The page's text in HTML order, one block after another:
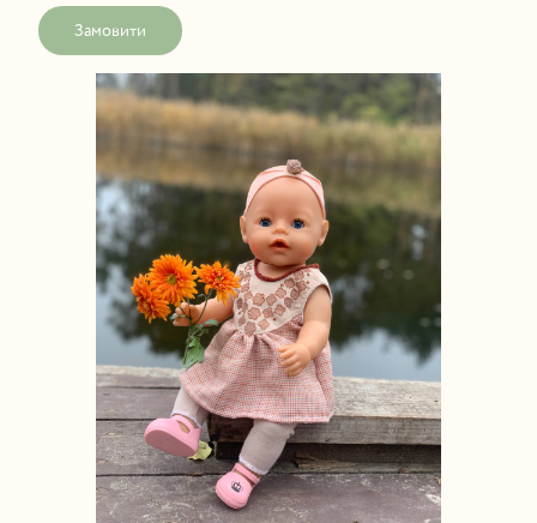
Замовити